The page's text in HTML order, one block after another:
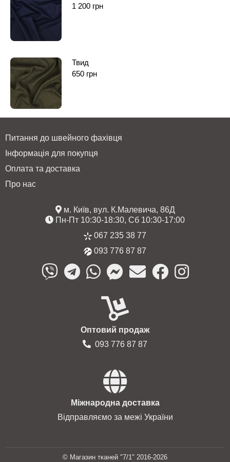
1 200 грн
Твид
650 грн
Питання до швейного фахівця
Інформація для покупця
Оплата та доставка
Про нас
м. Київ, вул. К.Малевича, 86Д
Пн-Пт 10:30-18:30, Сб 10:30-17:00
067 235 38 77
093 776 87 87
Оптовий продаж
093 776 87 87
Міжнародна доставка
Відправляємо за межі України
© Магазин тканей "7/1" 2016-2026